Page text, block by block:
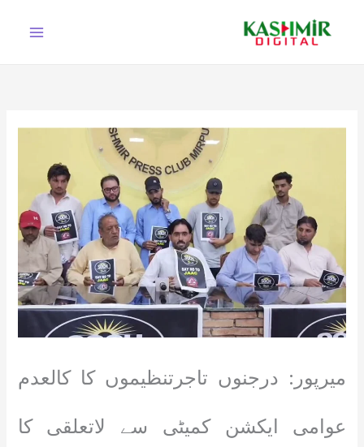
میرپور: درجنوں تاجرتنظیموں کا کالعدم
عوامی ایکشن کمیٹی سے لاتعلقی کا